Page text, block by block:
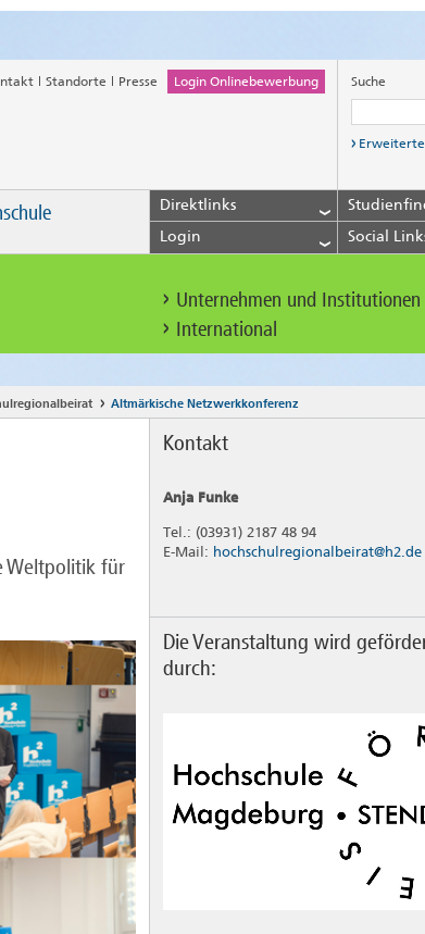
Standorte Presse Login Onlinebewerbung Suche
Erweiterte
Direktlinks
Login
Social
Unternehmen und Institutionen
International
Altmärkische Netzwerkkonferenz
Weltpolitik für
Kontakt
Anja Funke
Tel.: (03931) 2187 48 94
E-Mail: hochschulregionalbeirat@h2.de
Die Veranstaltung wird
durch: